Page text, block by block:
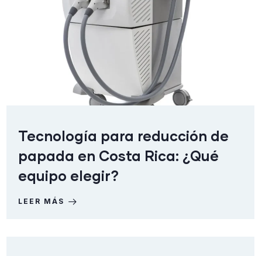
Tecnología para reducción de
papada en Costa Rica: ¿Qué
equipo elegir?
LEER MÁS